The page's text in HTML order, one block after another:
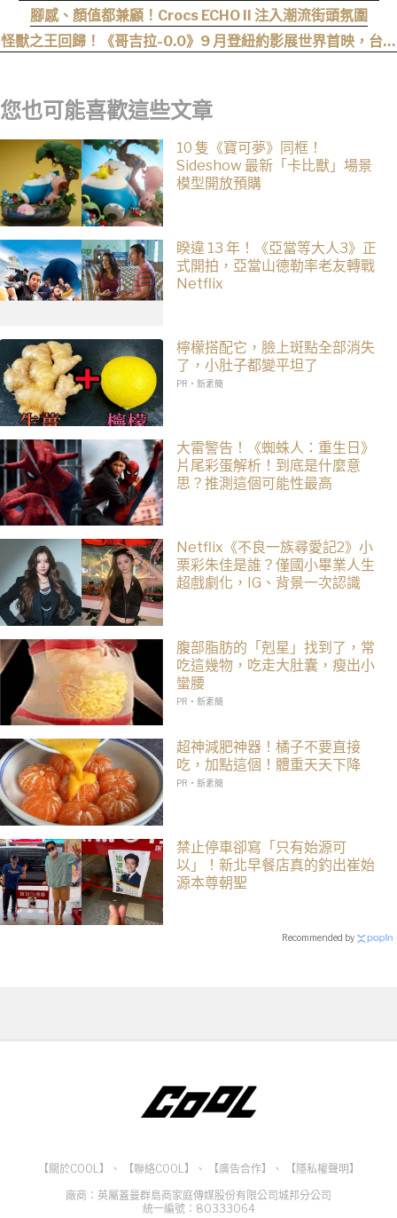
腳感、顏值都兼顧！Crocs ECHO II 注入潮流街頭氛圍
怪獸之王回歸！《哥吉拉-0.0》9 月登紐約影展世界首映，台灣
您也可能喜歡這些文章
10 隻《寶可夢》同框！
Sideshow 最新「卡比獸」場景
模型開放預購
睽違 13 年！《亞當等大人3》正
式開拍，亞當山德勒率老友轉戰
Netflix
檸檬搭配它，臉上斑點全部消失
了，小肚子都變平坦了
PR・新素簡
大雷警告！《蜘蛛人：重生日》
片尾彩蛋解析！到底是什麼意
思？推測這個可能性最高
Netflix《不良一族尋愛記2》小
栗彩朱佳是誰？僅國小畢業人生
超戲劇化，IG、背景一次認識
腹部脂肪的「剋星」找到了，常
吃這幾物，吃走大肚囊，瘦出小
蠻腰
PR・新素簡
超神減肥神器！橘子不要直接
吃，加點這個！體重天天下降
PR・新素簡
禁止停車卻寫「只有始源可
以」！新北早餐店真的釣出崔始
源本尊朝聖
Recommended by
【關於COOL】 、 【聯絡COOL】 、 【廣告合作】 、
【隱私權聲明】
廠商：英屬蓋曼群島商家庭傳媒股份有限公司城邦分公司
統一編號：80333064